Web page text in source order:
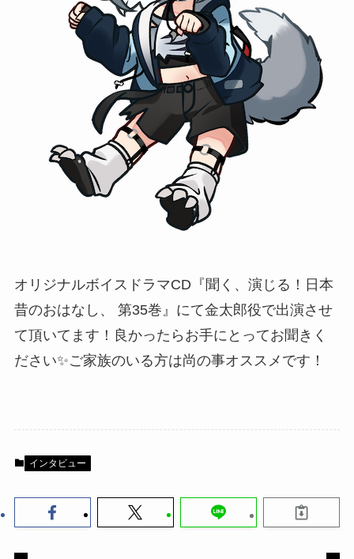
オリジナルボイスドラマCD『聞く、演じる！日本
昔のおはなし、 第35巻』にて金太郎役で出演させ
て頂いてます！良かったらお手にとってお聞きく
ださい✨ご家族のいる方は尚の事オススメです！
インタビュー